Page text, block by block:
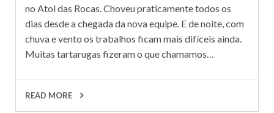
no Atol das Rocas. Choveu praticamente todos os
dias desde a chegada da nova equipe. E de noite, com
chuva e vento os trabalhos ficam mais difíceis ainda.
Muitas tartarugas fizeram o que chamamos…
READ MORE